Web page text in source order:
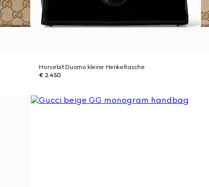
Horsebit Duomo kleine Henkeltasche
€ 2.450